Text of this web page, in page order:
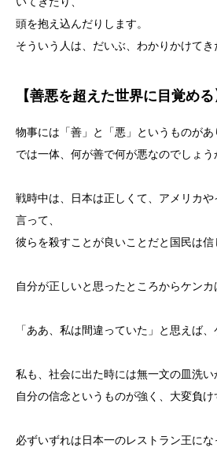
頭を抱え込んだりします。
そういう人は、だいぶ、わかりかけてき
【善悪を超えた世界に目覚める
物事には「善」と「悪」というものがあ
では一体、何が善で何が悪なのでしょう
戦時中は、日本は正しくて、アメリカや
言って、
彼らを殺すことが良いことだと国民は信
自分が正しいと思ったところからケンカ
「ああ、私は間違っていた」と思えば、
私も、社会に出た時には無一文の皿洗い
自分の信念というものが強く、大変負け
必ずいずれは日本一のレストラン王に